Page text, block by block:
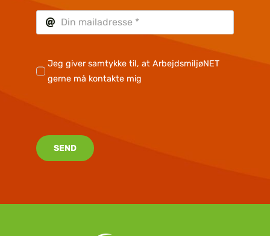
Jeg giver samtykke til, at ArbejdsmiljøNET
gerne må kontakte mig
SEND